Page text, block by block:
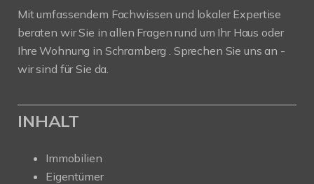
Mit umfassendem Fachwissen und lokaler Expertise
beraten wir Sie in allen Fragen rund um Ihr Haus oder
Ihre Wohnung in Schramberg . Sprechen Sie uns an -
wir sind für Sie da.
INHALT
Immobilien
Eigentümer